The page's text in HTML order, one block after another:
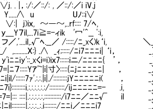
:/:／::/: , ／
u Uﾉ
～―～,..rf:::: 7/ﾍ
ィik '冖'＾
.__／ /:::::/ﾆ_xく)k‘i, ＼_
.∧ _ｨ;:::::/ﾆi7ﾆﾆﾆi| ‘i，
くi=i)iｘ7::::::iニ/ﾆﾆﾆﾆ
ｱ'~|i|寸〉:::::{ﾆjﾆﾆﾆﾆﾆ|
ｧ'.:.:.|i|./:::::::::jYﾆﾆﾆﾆ
::::::::::/ijﾆﾆﾆﾆﾆ
::::|.:.:.:.:.:,:::::::::::/i7ﾆﾆ
il:::::::::|.:.:.:..:.i::::::::/ﾆﾆi／ﾆ